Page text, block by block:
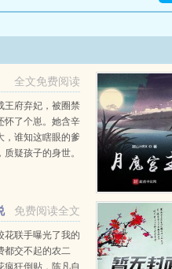
全文免费阅读
王府弃妃，被圈禁
怀了个崽。她含辛
，谁知这瞎眼的爹
疑孩子的身世。
免费阅读全文
花联手曝光了我的
都交不起的农二
疯狂倒贴，陈凡自